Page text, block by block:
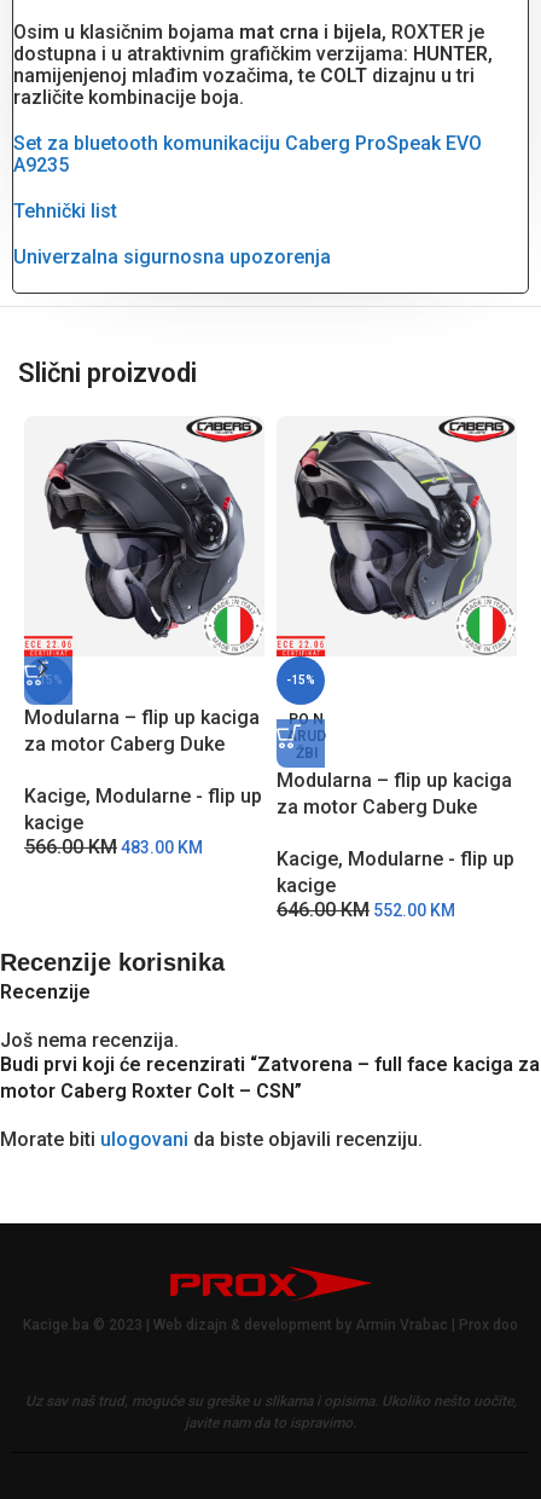
Osim u klasičnim bojama mat crna i bijela, ROXTER je
dostupna i u atraktivnim grafičkim verzijama: HUNTER,
namijenjenoj mlađim vozačima, te COLT dizajnu u tri
različite kombinacije boja.
Set za bluetooth komunikaciju Caberg ProSpeak EVO
A9235
Tehnički list
Univerzalna sigurnosna upozorenja
Slični proizvodi
-15%
Modularna – flip up kaciga
za motor Caberg Duke
Kacige, Modularne - flip up
kacige
566.00KM483.00 KM
-15%
PO N
ARUD
ŽBI
Modularna – flip up kaciga
za motor Caberg Duke
Kacige, Modularne - flip up
kacige
646.00KM 552.00 KM
Recenzije korisnika
Recenzije
Još nema recenzija.
Budi prvi koji će recenzirati “Zatvorena – full face kaciga za
motor Caberg Roxter Colt – CSN”
Morate biti ulogovani da biste objavili recenziju.
Kacige.ba © 2023 | Web dizajn & development by Armin Vrabac | Prox doo
Uz sav naš trud, moguće su greške u slikama i opisima. Ukoliko nešto uočite,
javite nam da to ispravimo.